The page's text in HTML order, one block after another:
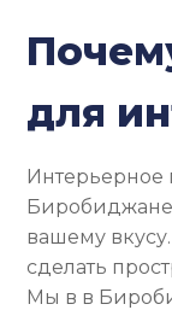
для
Интерьерное
вашему
сделать
Мы в в